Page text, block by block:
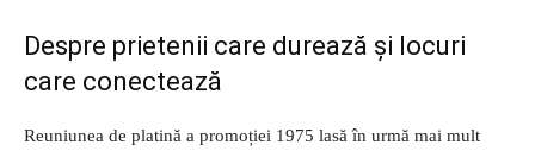
Despre prietenii care durează și locuri
care conectează
Reuniunea de platină a promoției 1975 lasă în urmă mai mult